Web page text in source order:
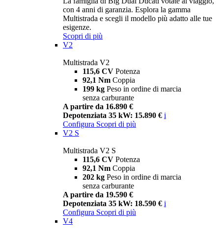
con 4 anni di garanzia. Esplora la gamma
Multistrada e scegli il modello più adatto alle tue
esigenze.
Scopri di più
V2
Multistrada V2
115,6 CV Potenza
92,1 Nm Coppia
199 kg Peso in ordine di marcia
senza carburante
A partire da 16.890 €
Depotenziata 35 kW: 15.890 € i
Configura Scopri di più
V2 S
Multistrada V2 S
115,6 CV Potenza
92,1 Nm Coppia
202 kg Peso in ordine di marcia
senza carburante
A partire da 19.590 €
Depotenziata 35 kW: 18.590 € i
Configura Scopri di più
V4